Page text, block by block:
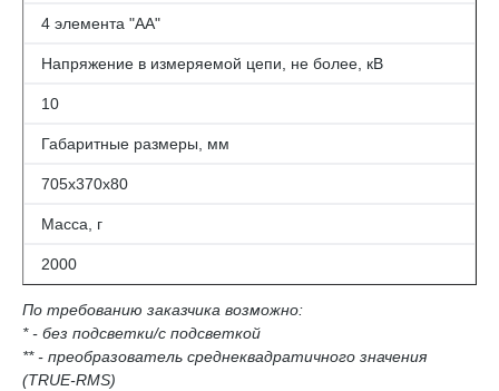
4 элемента "АА"
Напряжение в измеряемой цепи, не более, кВ
10
Габаритные размеры, мм
705х370х80
Масса, г
2000
По требованию заказчика возможно:
* - без подсветки/с подсветкой
** - преобразователь среднеквадратичного значения
(TRUE-RMS)